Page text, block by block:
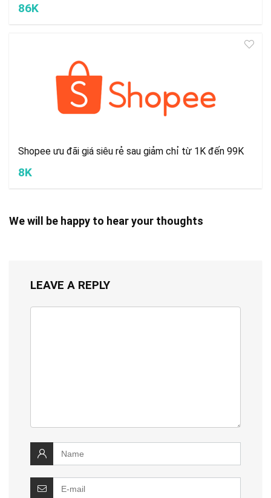
86K
Shopee ưu đãi giá siêu rẻ sau giảm chỉ từ 1K đến 99K
8K
We will be happy to hear your thoughts
LEAVE A REPLY